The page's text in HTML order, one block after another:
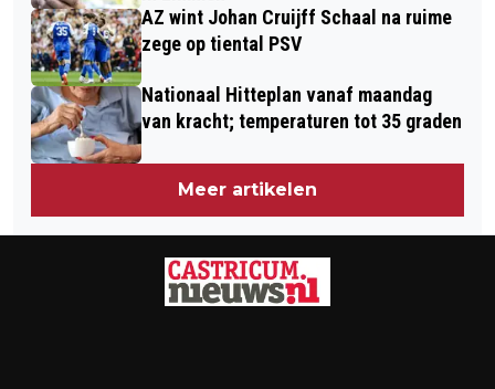
AZ wint Johan Cruijff Schaal na ruime
zege op tiental PSV
Nationaal Hitteplan vanaf maandag
van kracht; temperaturen tot 35 graden
Meer artikelen